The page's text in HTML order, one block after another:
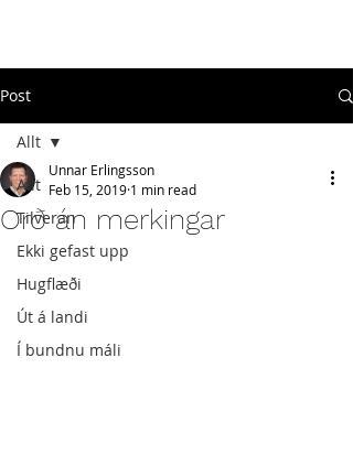
Post
Allt
Tilveran
Ekki gefast upp
Hugflæði
Út á landi
Í bundnu máli
Allt
Orð án merkingar
Unnar Erlingsson
Feb 15, 2019 1 min read